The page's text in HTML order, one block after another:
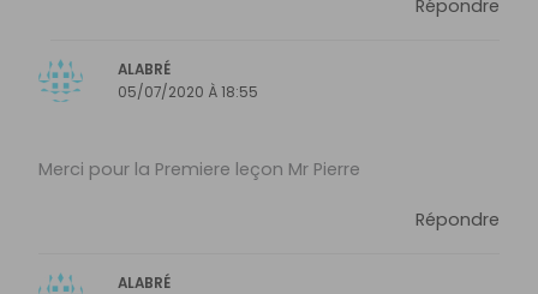
Répondre
ALABRÉ
05/07/2020 À 18:55
Merci pour la Premiere leçon Mr Pierre
Répondre
ALABRÉ